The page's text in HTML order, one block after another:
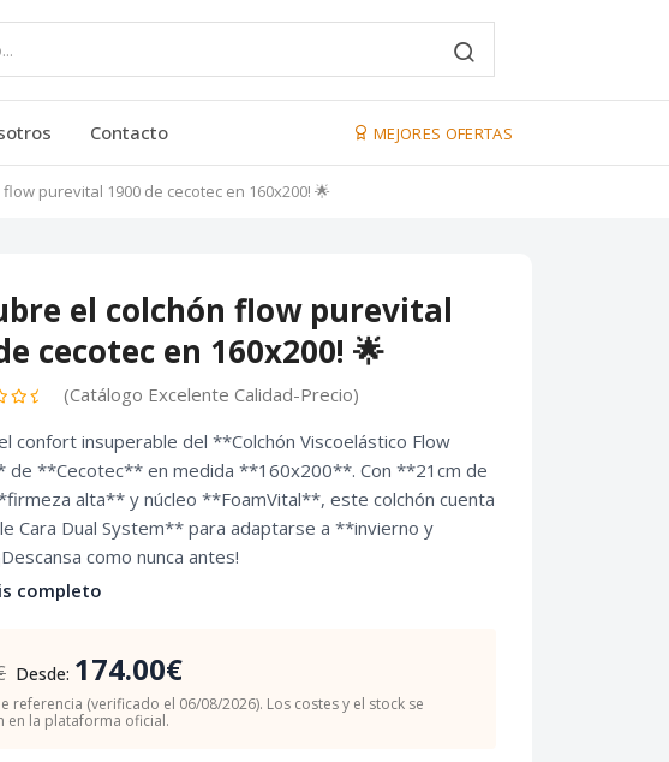
Contacto MEJORES OFERTAS
purevital 1900 de cecotec en 160x200! 🌟
el colchón flow purevital
cecotec en 160x200! 🌟
(Catálogo Excelente Calidad-Precio)
confort insuperable del **Colchón Viscoelástico Flow
de **Cecotec** en medida **160x200**. Con **21cm de
alta** y núcleo **FoamVital**, este colchón cuenta
Cara Dual System** para adaptarse a **invierno y
como nunca antes!
completo
Desde: 174.00€
referencia (verificado el 06/08/2026). Los costes y el stock se
en la plataforma oficial.